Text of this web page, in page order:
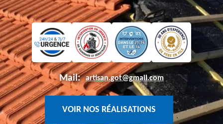
Mail: artisan.got@gmail.com
VOIR NOS RÉALISATIONS